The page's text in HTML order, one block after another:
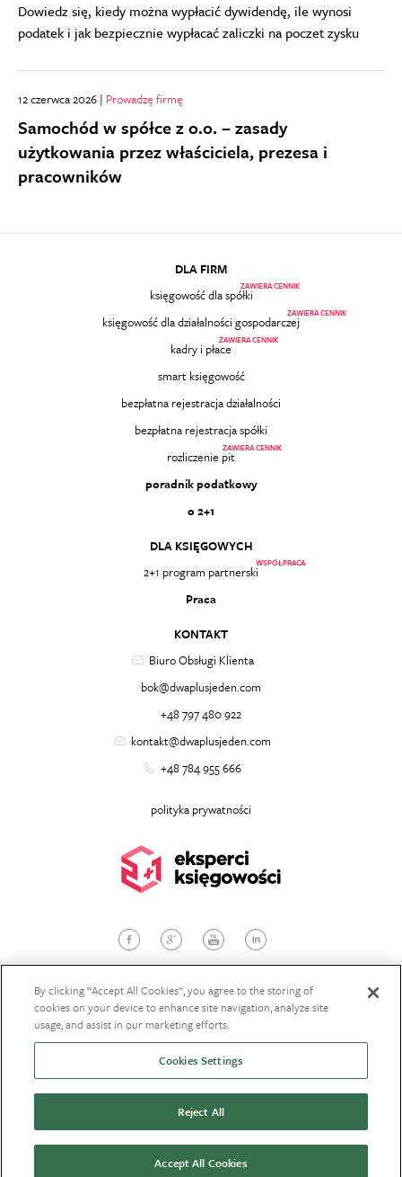
Dowiedz się, kiedy można wypłacić dywidendę, ile wynosi
podatek i jak bezpiecznie wypłacać zaliczki na poczet zysku
12 czerwca 2026 | Prowadzę firmę
Samochód w spółce z o.o. – zasady
użytkowania przez właściciela, prezesa i
pracowników
Projekt i wykonanie:
StudioBrothers
POBIERZ OFERTĘ
ZAŁÓŻ SPÓŁKĘ
ZAŁÓŻ DZIAŁALNOŚĆ
DLA FIRM
księgowość dla spółki
ZAWIERA CENNIK
księgowość dla działalności gospodarczej
ZAWIERA CENNIK
kadry i płace
ZAWIERA CENNIK
smart księgowość
bezpłatna rejestracja działalności
bezpłatna rejestracja spółki
rozliczenie pit
ZAWIERA CENNIK
poradnik podatkowy
o 2+1
DLA KSIĘGOWYCH
2+1 program partnerski
WSPÓŁPRACA
Praca
KONTAKT
Biuro Obsługi Klienta
bok@dwaplusjeden.com
+48 797 480 922
kontakt@dwaplusjeden.com
+48 784 955 666
polityka prywatności
By clicking “Accept All Cookies”, you agree to the storing of
cookies on your device to enhance site navigation, analyze site
usage, and assist in our marketing efforts.
Cookies Settings
Reject All
Accept All Cookies